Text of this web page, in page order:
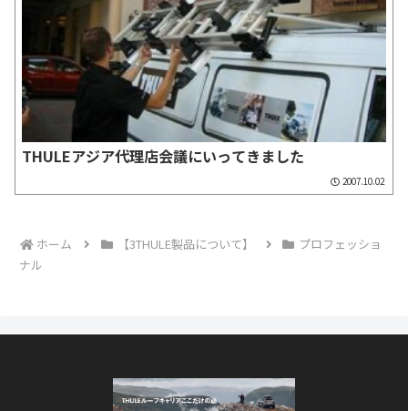
THULEアジア代理店会議にいってきました
2007.10.02
ホーム 【3THULE製品について】
プロフェッショ
ナル